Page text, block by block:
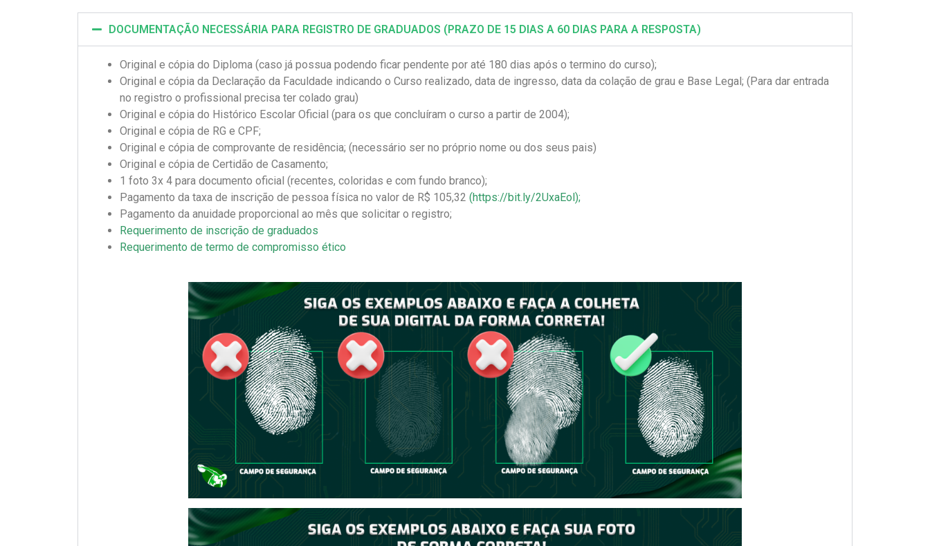
DOCUMENTAÇÃO NECESSÁRIA PARA REGISTRO DE GRADUADOS (PRAZO DE 15 DIAS A 60 DIAS PARA A RESPOSTA)
Original e cópia do Diploma (caso já possua podendo ficar pendente por até 180 dias após o termino do curso);
Original e cópia da Declaração da Faculdade indicando o Curso realizado, data de ingresso, data da colação de grau e Base Legal; (Para dar entrada
no registro o profissional precisa ter colado grau)
Original e cópia do Histórico Escolar Oficial (para os que concluíram o curso a partir de 2004);
Original e cópia de RG e CPF;
Original e cópia de comprovante de residência; (necessário ser no próprio nome ou dos seus pais)
Original e cópia de Certidão de Casamento;
1 foto 3x 4 para documento oficial (recentes, coloridas e com fundo branco);
Pagamento da taxa de inscrição de pessoa física no valor de R$ 105,32 (https://bit.ly/2UxaEol);
Pagamento da anuidade proporcional ao mês que solicitar o registro;
Requerimento de inscrição de graduados
Requerimento de termo de compromisso ético